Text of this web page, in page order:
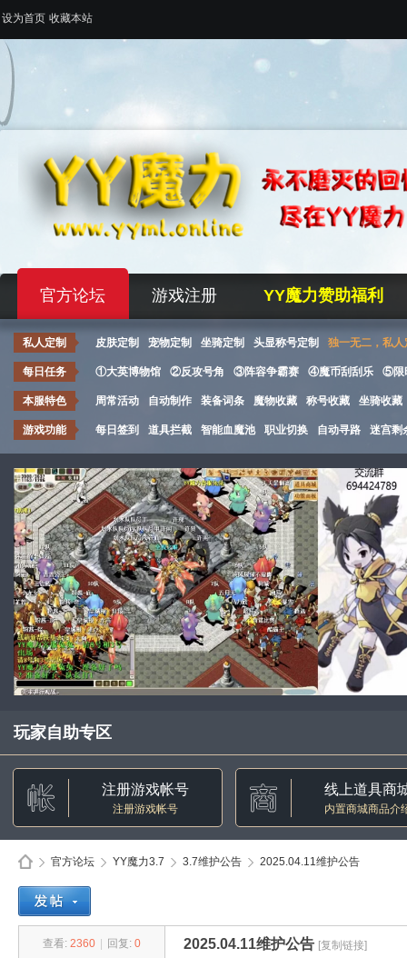
设为首页 收藏本站
官方论坛 游戏注册 YY魔力赞助福利
私人定制 皮肤定制 宠物定制 坐骑定制 头显称号定制 独一无二，私人
每日任务 ①大英博物馆 ②反攻号角 ③阵容争霸赛 ④魔币刮刮乐 ⑤限
本服特色 周常活动 自动制作 装备词条 魔物收藏 称号收藏 坐骑收藏
游戏功能 每日签到 道具拦截 智能血魔池 职业切换 自动寻路 迷宫剩
玩家自助专区
注册游戏帐号
注册游戏帐号
线上道具商
内置商城商品介
官方论坛
›
YY魔力3.7 3.7维护公告
›
2025.04.11维护公告
查看: 2360 回复: 0 2025.04.11维护公告 [复制链接]